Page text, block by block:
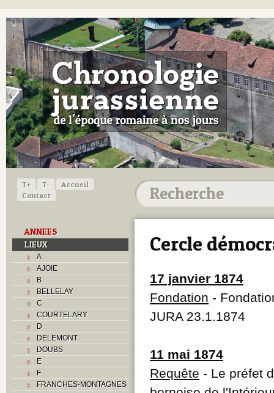
T+ T-
Accueil
Contact
ANNEES
LIEUX
A
AJOIE
B
BELLELAY
C
COURTELARY
D
DELEMONT
DOUBS
E
F
FRANCHES-MONTAGNES
Cercle
17 janvier 1874
Fondation -
JURA 23.1.1874
11 mai 1874
Requête - Le préfet